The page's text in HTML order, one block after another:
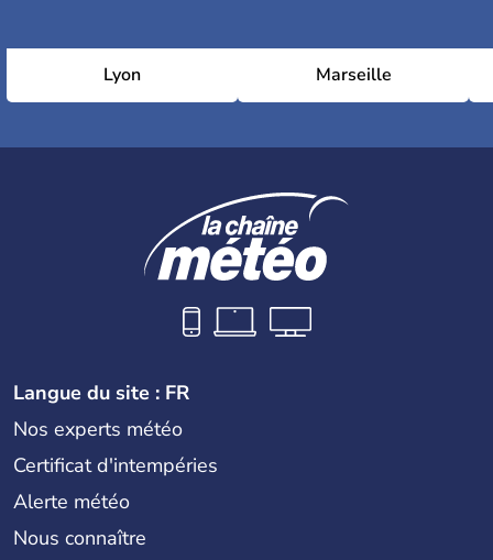
Lyon Marseille
Langue du site : FR
Nos experts météo
Certificat d'intempéries
Alerte météo
Nous connaître